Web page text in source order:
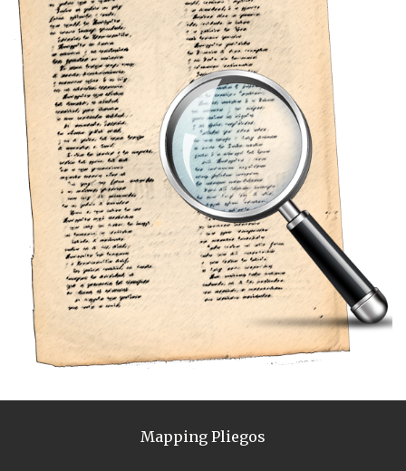
Mapping Pliegos